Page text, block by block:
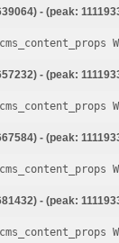
- (peak:
- (peak:
- (peak:
- (peak: